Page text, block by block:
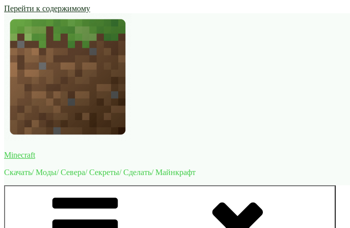
Перейти к содержимому
Minecraft
Скачать/ Моды/ Севера/ Секреты/ Сделать/ Майнкрафт